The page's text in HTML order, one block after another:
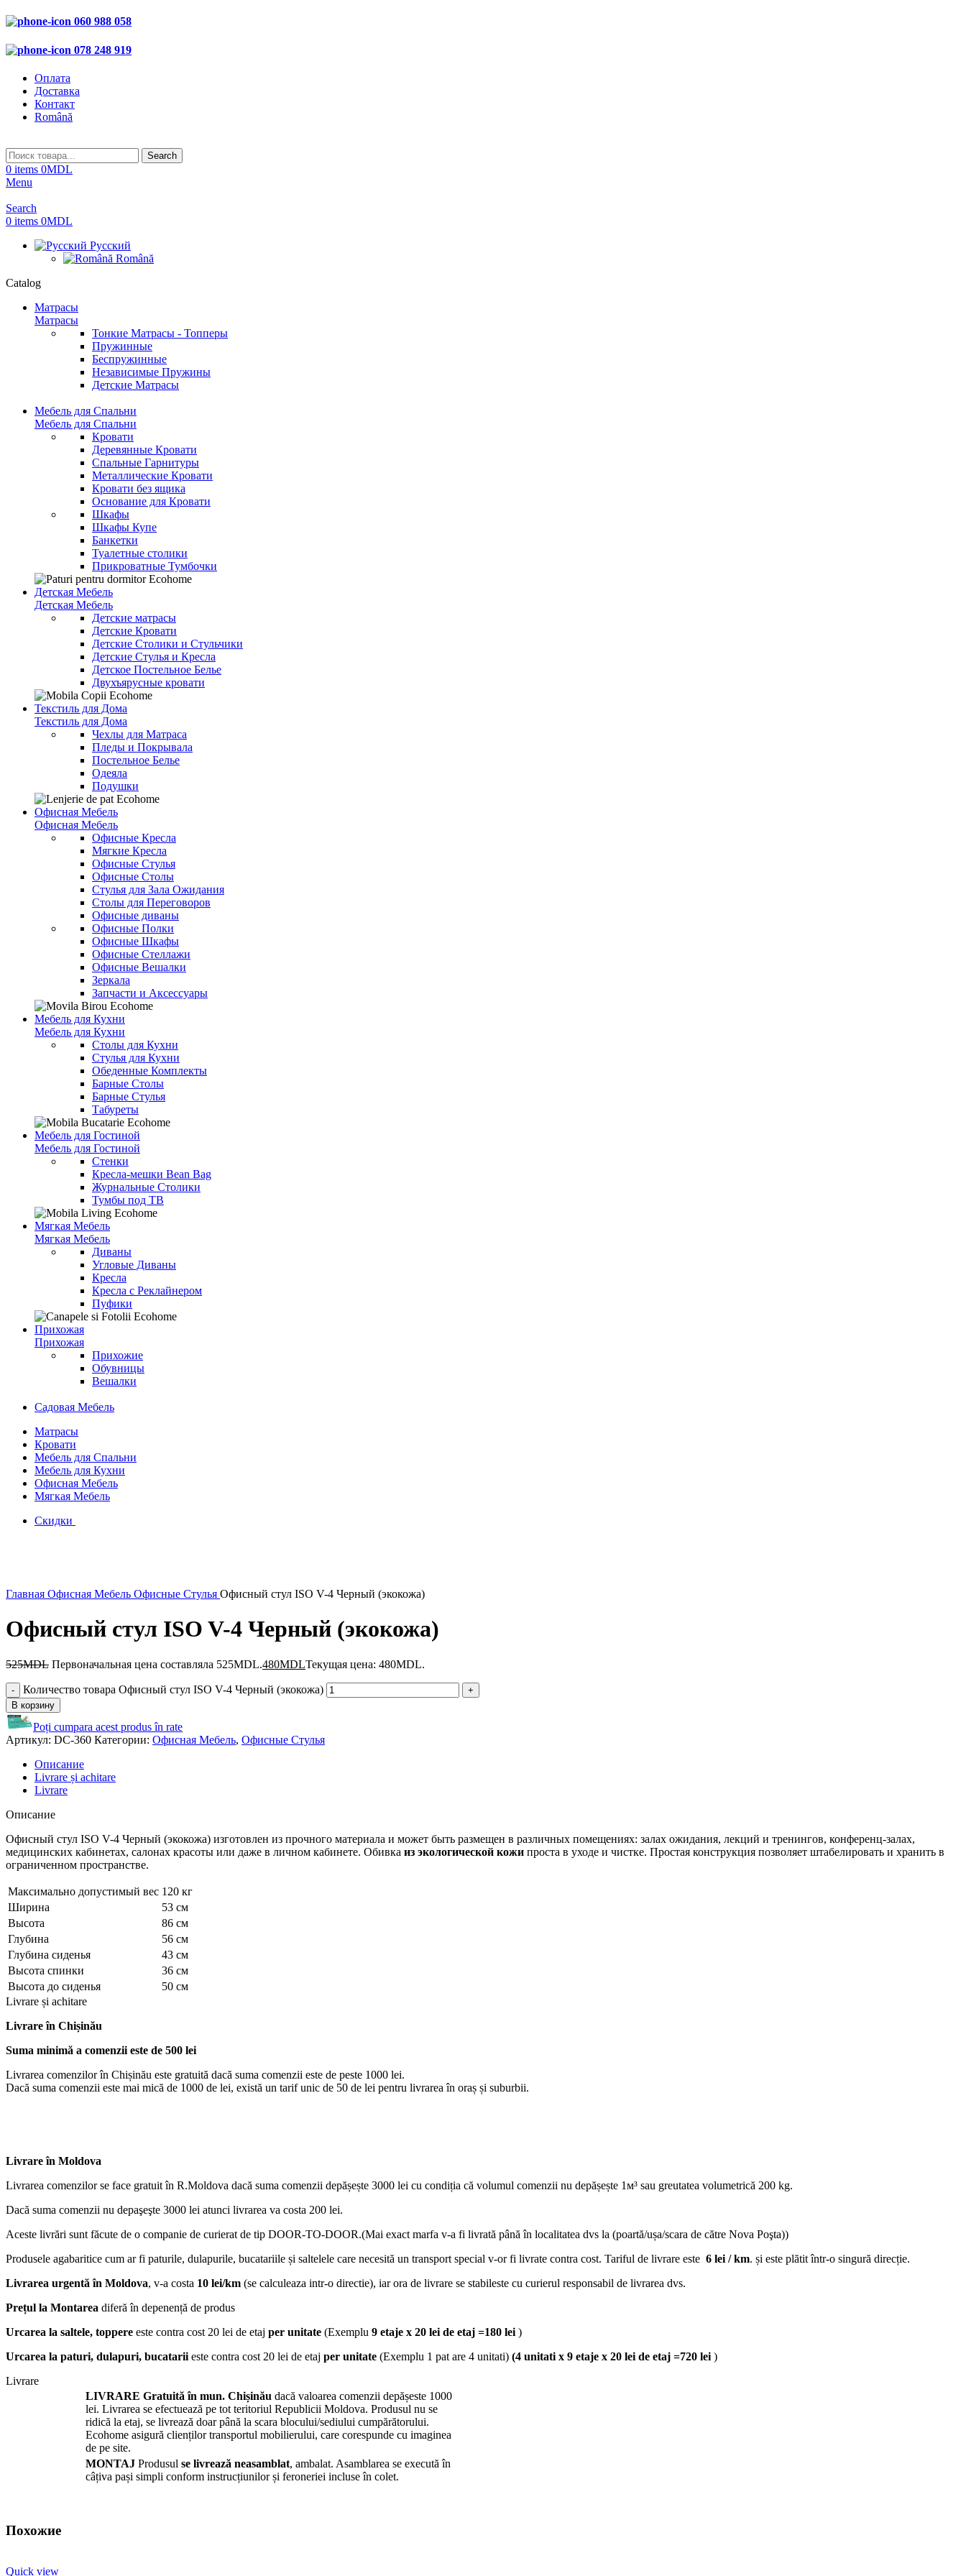
060 988 058
078 248 919
Оплата
Доставка
Контакт
Română
Search
0 items 0MDL
Menu
Search
0 items 0MDL
Русский
Română
Catalog
Матрасы
Матрасы
Тонкие Матрасы - Топперы
Пружинные
Беспружинные
Независимые Пружины
Детские Матрасы
Мебель для Спальни
Мебель для Спальни
Кровати
Деревянные Кровати
Спальные Гарнитуры
Металлические Кровати
Кровати без ящика
Основание для Кровати
Шкафы
Шкафы Купе
Банкетки
Туалетные столики
Прикроватные Тумбочки
Детская Мебель
Детская Мебель
Детские матрасы
Детские Кровати
Детские Столики и Стульчики
Детские Стулья и Кресла
Детское Постельное Белье
Двухъярусные кровати
Текстиль для Дома
Текстиль для Дома
Чехлы для Матраса
Пледы и Покрывала
Постельное Белье
Одеяла
Подушки
Офисная Мебель
Офисная Мебель
Офисные Кресла
Мягкие Кресла
Офисные Стулья
Офисные Столы
Стулья для Зала Ожидания
Столы для Переговоров
Офисные диваны
Офисные Полки
Офисные Шкафы
Офисные Стеллажи
Офисные Вешалки
Зеркала
Запчасти и Аксессуары
Мебель для Кухни
Мебель для Кухни
Столы для Кухни
Стулья для Кухни
Обеденные Комплекты
Барные Столы
Барные Стулья
Табуреты
Мебель для Гостиной
Мебель для Гостиной
Стенки
Кресла-мешки Bean Bag
Журнальные Столики
Тумбы под ТВ
Мягкая Мебель
Мягкая Мебель
Диваны
Угловые Диваны
Кресла
Кресла с Реклайнером
Пуфики
Прихожая
Прихожая
Прихожие
Обувницы
Вешалки
Садовая Мебель
Матрасы
Кровати
Мебель для Спальни
Мебель для Кухни
Офисная Мебель
Мягкая Мебель
Скидки
Главная Офисная Мебель Офисные Стулья Офисный стул ISO V-4 Черный (экокожа)
Офисный стул ISO V-4 Черный (экокожа)
525MDL Первоначальная цена составляла 525MDL.480MDLТекущая цена: 480MDL.
Количество товара Офисный стул ISO V-4 Черный (экокожа)
В корзину
Poți cumpara acest produs în rate
Артикул: DC-360 Категории: Офисная Мебель, Офисные Стулья
Описание
Livrare și achitare
Livrare
Описание
Офисный стул ISO V-4 Черный (экокожа) изготовлен из прочного материала и может быть размещен в различных помещениях: залах ожидания, лекций и тренингов, конференц-залах,
медицинских кабинетах, салонах красоты или даже в личном кабинете. Обивка из экологической кожи проста в уходе и чистке. Простая конструкция позволяет штабелировать и хранить в
ограниченном пространстве.
Максимально допустимый вес 120 кг
Ширина
53 см
Высота
86 см
Глубина
56 см
Глубина сиденья
43 см
Высота спинки
36 см
Высота до сиденья
50 см
Livrare și achitare
Livrareîn Chișinău
Suma minimă a comenzii este de 500 lei
Livrarea comenzilor în Chișinău este gratuită dacă suma comenzii este de peste 1000 lei.
Dacă suma comenzii este mai mică de 1000 de lei, există un tarif unic de 50 de lei pentru livrarea în oraș și suburbii.
Livrare în Moldova
Livrarea comenzilor se face gratuit în R.Moldova dacă suma comenzii depășește 3000 lei cu condiția că volumul comenzii nu depășește 1м³ sau greutatea volumetrică 200 kg.
Dacă suma comenzii nu depaşeşte 3000 lei atunci livrarea va costa 200 lei.
Aceste livrări sunt făcute de o companie de curierat de tip DOOR-TO-DOOR.(Mai exact marfa v-a fi livrată până în localitatea dvs la (poartă/ușa/scara de către Nova Poşta))
Produsele agabaritice cum ar fi paturile, dulapurile, bucatariile și saltelele care necesită un transport special v-or fi livrate contra cost. Tariful de livrare este 6 lei / km. și este plătit într-o singură direcție.
Livrarea urgentă în Moldova, v-a costa 10 lei/km (se calculeaza intr-o directie), iar ora de livrare se stabileste cu curierul responsabil de livrarea dvs.
Prețul la Montarea diferă în depenență de produs
Urcarea la saltele, toppere este contra cost 20 lei de etaj per unitate (Exemplu 9 etaje x 20 lei de etaj =180 lei )
Urcarea la paturi, dulapuri, bucatarii este contra cost 20 lei de etaj per unitate (Exemplu 1 pat are 4 unitati) (4 unitati x 9 etaje x 20 lei de etaj =720 lei )
Livrare
LIVRARE Gratuită în mun. Chișinău dacă valoarea comenzii depășeste 1000
lei. Livrarea se efectuează pe tot teritoriul Republicii Moldova. Produsul nu se
ridică la etaj, se livrează doar până la scara blocului/sediului cumpărătorului.
Ecohome asigură clienților transportul mobilierului, care corespunde cu imaginea
de pe site.
MONTAJ Produsul se livrează neasamblat, ambalat. Asamblarea se execută în
câțiva pași simpli conform instrucțiunilor și feroneriei incluse în colet.
Похожие
Quick view